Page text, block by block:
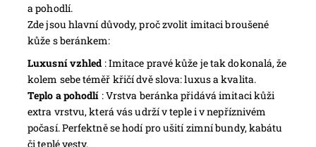
a pohodlí.
Zde jsou hlavní důvody, proč zvolit imitaci broušené
kůže s beránkem:
Luxusní vzhled : Imitace pravé kůže je tak dokonalá, že
kolem sebe téměř křičí dvě slova: luxus a kvalita.
Teplo a pohodlí : Vrstva beránka přidává imitaci kůži
extra vrstvu, která vás udrží v teple i v nepříznivém
počasí. Perfektně se hodí pro ušití zimní bundy, kabátu
či teplé vesty.